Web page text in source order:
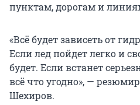
пунктам, дорогам и
«Всё будет зависеть от
Если лед пойдет легко и
будет. Если встанет
всё что угодно», —
Шехиров.